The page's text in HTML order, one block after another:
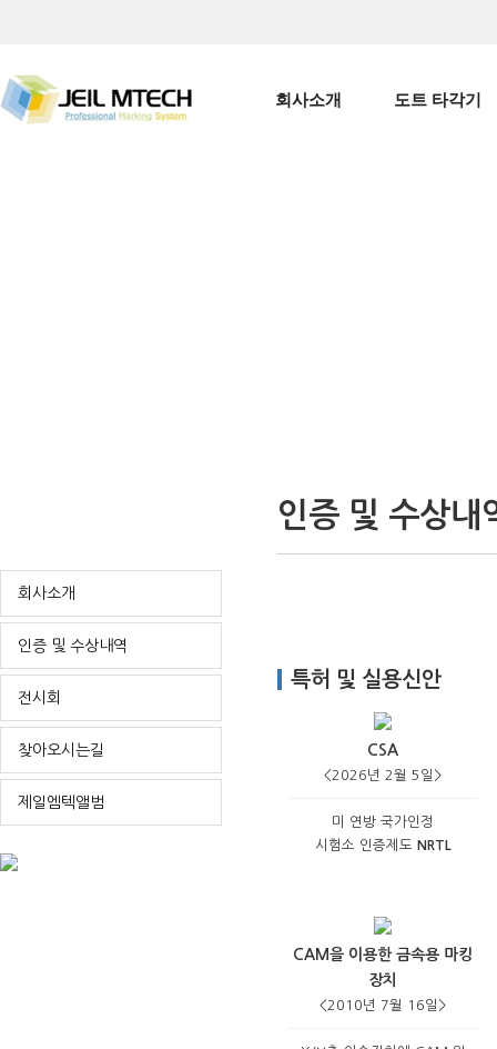
회사소개 도트 타각기
회사소개
인증 및 수상내역
전시회
찾아오시는길
제일엠텍앨범
인증 및 수상내
특허 및 실용신안
CSA
<2026년 2월 5일>
미 연방 국가인정
시험소 인증제도 NRTL
CAM을 이용한 금속용 마킹
장치
<2010년 7월 16일>